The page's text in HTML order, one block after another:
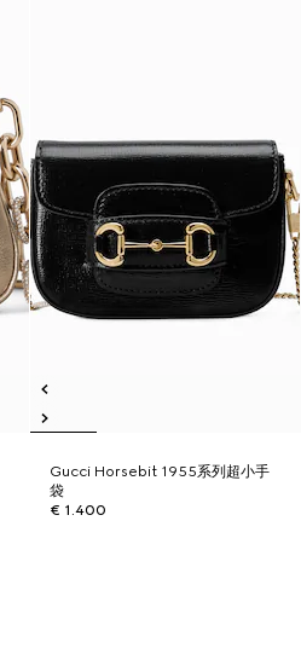
Gucci Horsebit 1955系列超小手
袋
€ 1.400